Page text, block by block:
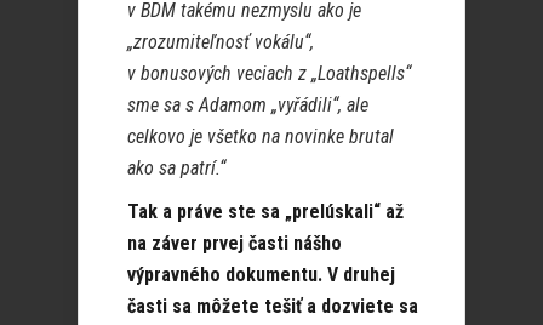
v BDM takému nezmyslu ako je
„zrozumiteľnosť vokálu“,
v bonusových veciach z „Loathspells“
sme sa s Adamom „vyřádili“, ale
celkovo je všetko na novinke brutal
ako sa patrí.“
Tak a práve ste sa „prelúskali“ až
na záver prvej časti nášho
výpravného dokumentu. V druhej
časti sa môžete tešiť a dozviete sa